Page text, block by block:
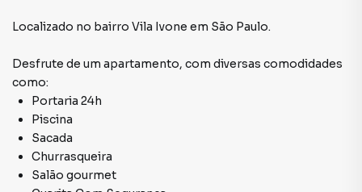
Localizado no bairro Vila Ivone em São Paulo.
Desfrute de um apartamento, com diversas comodidades
como:
Portaria 24h
Piscina
Sacada
Churrasqueira
Salão gourmet